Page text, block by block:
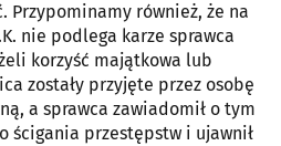
Przypominamy również, że na
nie podlega karze sprawca
korzyść majątkowa lub
zostały przyjęte przez osobę
a sprawca zawiadomił o tym
ścigania przestępstw i ujawnił